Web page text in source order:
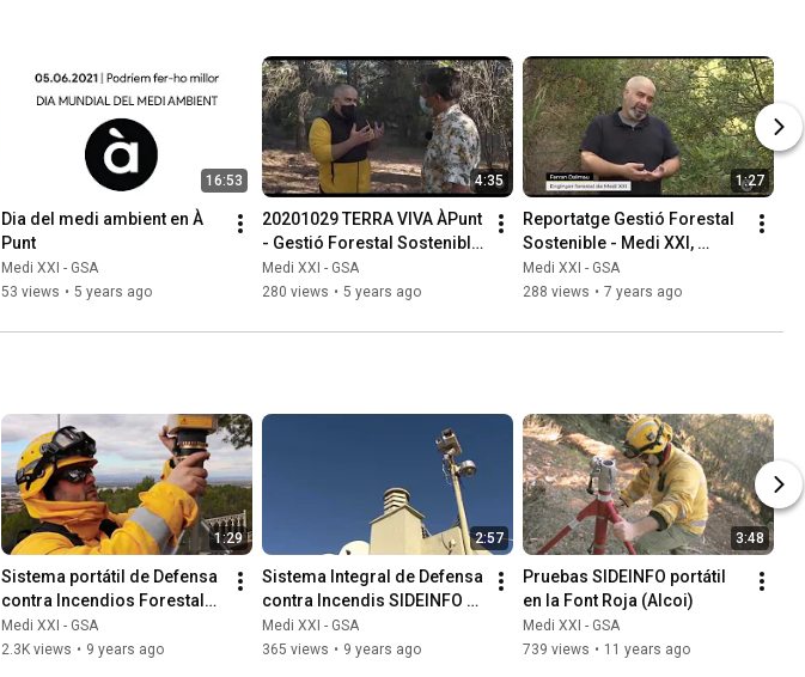
16:53
Dia del medi ambient en À
Punt
Medi XXI - GSA
53 views • 5 years ago
4:35
20201029 TERRA VIVA ÀPunt
- Gestió Forestal Sostenible
(Carcaixent - Alzira)
Medi XXI - GSA
280 views • 5 years ago
1:27
Reportatge Gestió Forestal
Sostenible - Medi XXI,
Carcaixent
Medi XXI - GSA
288 views • 7 years ago
1:29
Sistema portátil de Defensa
contra Incendios Forestales
SIDEINFO Zapadores
Medi XXI - GSA
2.3K views • 9 years ago
2:57
Sistema Integral de Defensa
contra Incendis SIDEINFO -
La Devesa del Saler /
Albufera
Medi XXI - GSA
365 views • 9 years ago
3:48
Pruebas SIDEINFO portátil
en la Font Roja (Alcoi)
Medi XXI - GSA
739 views • 11 years ago